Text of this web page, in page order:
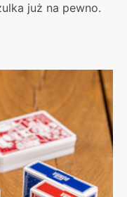
już na pewno.